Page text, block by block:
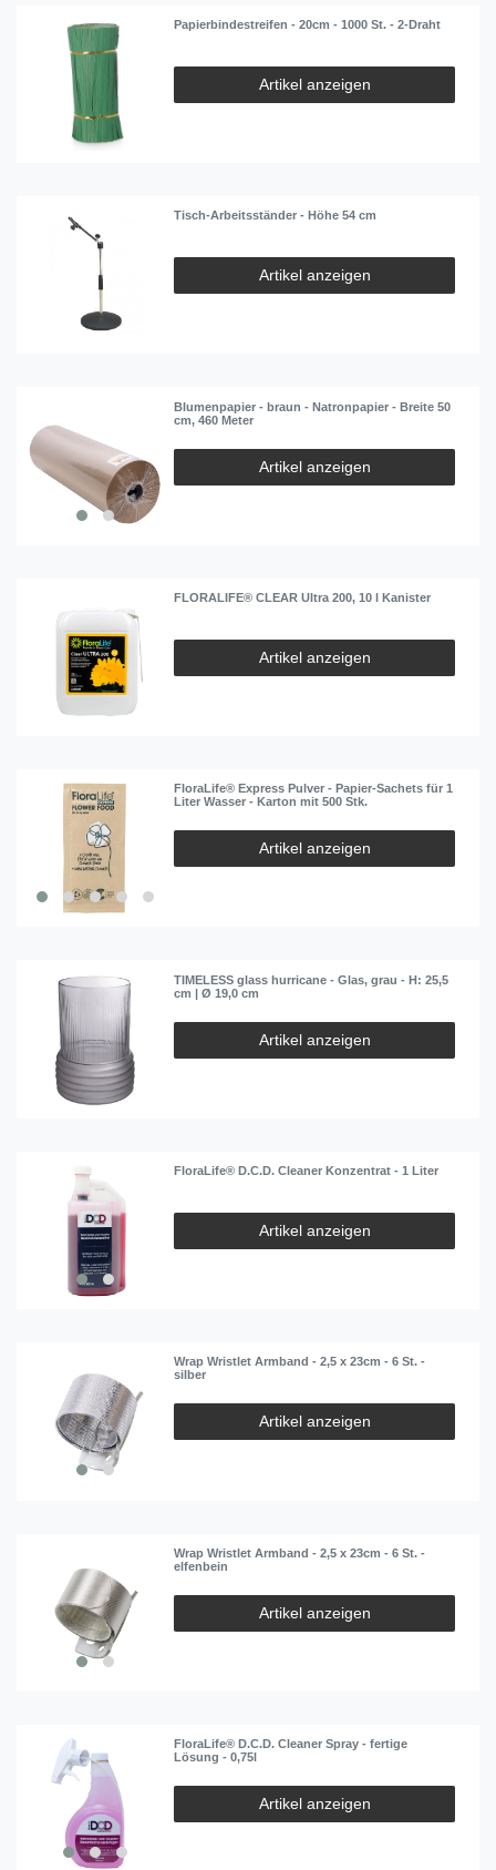
Papierbindestreifen - 20cm - 1000 St. - 2-Draht
Artikel anzeigen
Tisch-Arbeitsständer - Höhe 54 cm
Artikel anzeigen
Blumenpapier - braun - Natronpapier - Breite 50
cm, 460 Meter
Artikel anzeigen
FLORALIFE® CLEAR Ultra 200, 10 l Kanister
Artikel anzeigen
FloraLife® Express Pulver - Papier-Sachets für 1
Liter Wasser - Karton mit 500 Stk.
Artikel anzeigen
TIMELESS glass hurricane - Glas, grau - H: 25,5
cm | Ø 19,0 cm
Artikel anzeigen
FloraLife® D.C.D. Cleaner Konzentrat - 1 Liter
Artikel anzeigen
Wrap Wristlet Armband - 2,5 x 23cm - 6 St. -
silber
Artikel anzeigen
Wrap Wristlet Armband - 2,5 x 23cm - 6 St. -
elfenbein
Artikel anzeigen
FloraLife® D.C.D. Cleaner Spray - fertige
Lösung - 0,75l
Artikel anzeigen